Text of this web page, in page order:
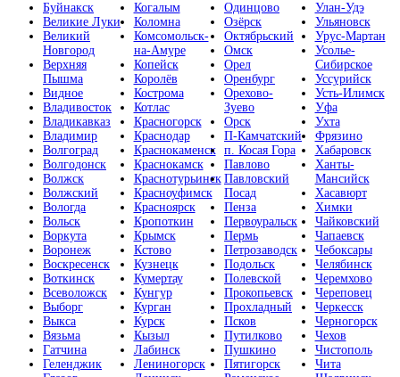
Буйнакск
Великие Луки
Великий
Новгород
Верхняя
Пышма
Видное
Владивосток
Владикавказ
Владимир
Волгоград
Волгодонск
Волжск
Волжский
Вологда
Вольск
Воркута
Воронеж
Воскресенск
Воткинск
Всеволожск
Выборг
Выкса
Вязьма
Гатчина
Геленджик
Когалым
Коломна
Комсомольск-
на-Амуре
Копейск
Королёв
Кострома
Котлас
Красногорск
Краснодар
Краснокаменск
Краснокамск
Краснотурьинск
Красноуфимск
Красноярск
Кропоткин
Крымск
Кстово
Кузнецк
Кумертау
Кунгур
Курган
Курск
Кызыл
Лабинск
Лениногорск
Одинцово
Озёрск
Октябрьский
Омск
Орел
Оренбург
Орехово-
Зуево
Орск
П-Камчатский
п. Косая Гора
Павлово
Павловский
Посад
Пенза
Первоуральск
Пермь
Петрозаводск
Подольск
Полевской
Прокопьевск
Прохладный
Псков
Путилково
Пушкино
Пятигорск
Улан-Удэ
Ульяновск
Урус-Мартан
Усолье-
Сибирское
Уссурийск
Усть-Илимск
Уфа
Ухта
Фрязино
Хабаровск
Ханты-
Мансийск
Хасавюрт
Химки
Чайковский
Чапаевск
Чебоксары
Челябинск
Черемхово
Череповец
Черкесск
Черногорск
Чехов
Чистополь
Чита